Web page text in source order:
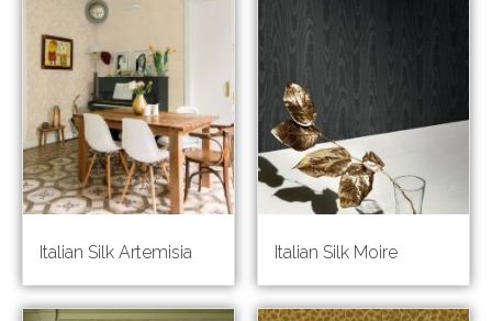
Italian Silk Artemisia Italian Silk Moire